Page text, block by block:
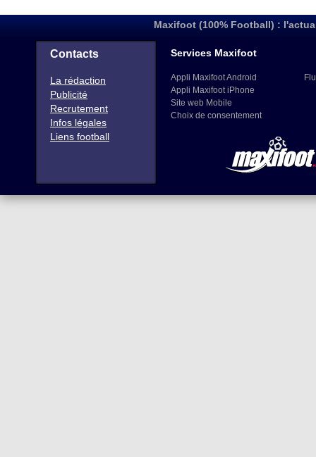
Maxifoot (100% Football) :
Contacts
La rédaction
Publicité
Recrutement
Infos légales
Liens football
Services Maxifoot
Appli Maxifoot Android
Appli Maxifoot iPhone
Site web Mobile
Choix de consentement